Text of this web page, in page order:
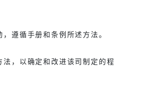
遵循手册和条例所述方法。
法，以确定和改进该司制定的程